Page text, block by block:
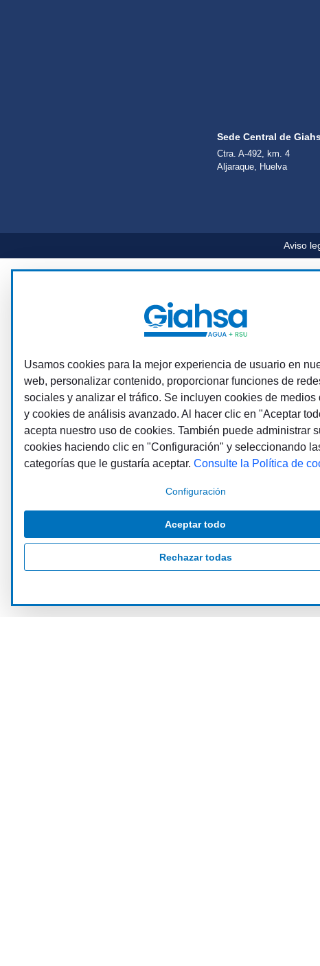
Sede Central de
Ctra. A-492, km. 4
Aljaraque, Huelva
Aviso
Usamos cookies para la mejor experiencia de usuario en
web, personalizar contenido, proporcionar funciones de
sociales y analizar el tráfico. Se incluyen cookies de medios
y cookies de análisis avanzado. Al hacer clic en "Aceptar
acepta nuestro uso de cookies. También puede administrar
cookies haciendo clic en "Configuración" y seleccionando
categorías que le gustaría aceptar. Consulte la Política de
Configuración
Aceptar todo
Rechazar todas